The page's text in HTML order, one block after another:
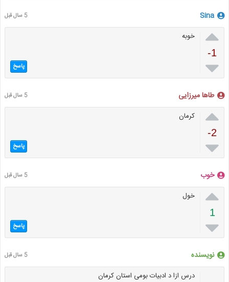
Sina 5 سال قبل

-1

خوبه
پاسخ
طاها میرزایی 5 سال قبل

-2

کرمان
پاسخ
خوب 5 سال قبل

1

خول
پاسخ
نویسنده 5 سال قبل
درس ازا د ادبیات بومی استان کرمان